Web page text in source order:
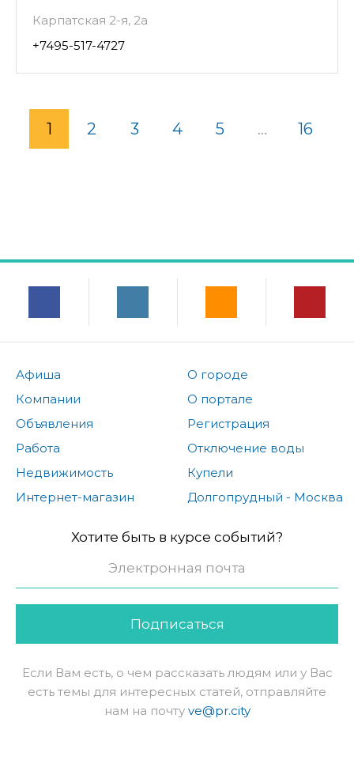
Карпатская 2-я, 2а
+7495-517-4727
1 2 3 4 5 ... 16
Афиша
Компании
Объявления
Работа
Недвижимость
Интернет-магазин
О городе
О портале
Регистрация
Отключение воды
Купели
Долгопрудный - Москва
Хотите быть в курсе событий?
Подписаться
Если Вам есть, о чем рассказать людям или у Вас
есть темы для интересных статей, отправляйте
нам на почту ve@pr.city